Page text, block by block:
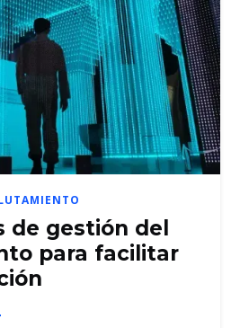
de gestión del
para facilitar